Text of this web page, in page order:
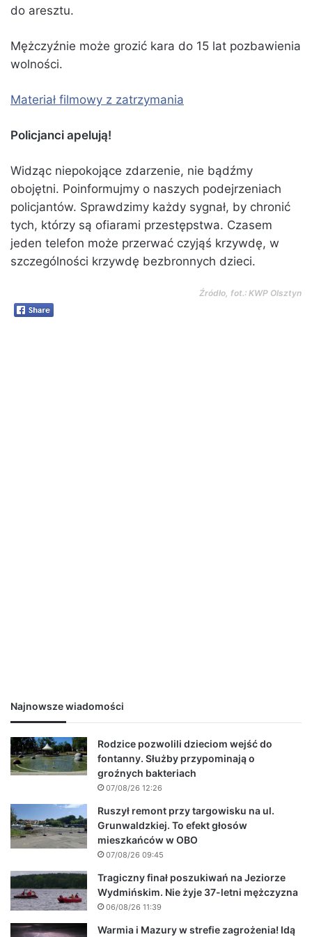
do aresztu.
Mężczyźnie może grozić kara do 15 lat pozbawienia
wolności.
Materiał filmowy z zatrzymania
Policjanci apelują!
Widząc niepokojące zdarzenie, nie bądźmy
obojętni. Poinformujmy o naszych podejrzeniach
policjantów. Sprawdzimy każdy sygnał, by chronić
tych, którzy są ofiarami przestępstwa. Czasem
jeden telefon może przerwać czyjąś krzywdę, w
szczególności krzywdę bezbronnych dzieci.
Źródło, fot.: KWP Olsztyn
Najnowsze wiadomości
Rodzice pozwolili dzieciom wejść do
fontanny. Służby przypominają o
groźnych bakteriach
07/08/26 12:26
Ruszył remont przy targowisku na ul.
Grunwaldzkiej. To efekt głosów
mieszkańców w OBO
07/08/26 09:45
Tragiczny finał poszukiwań na Jeziorze
Wydmińskim. Nie żyje 37-letni mężczyzna
06/08/26 11:39
Warmia i Mazury w strefie zagrożenia! Idą